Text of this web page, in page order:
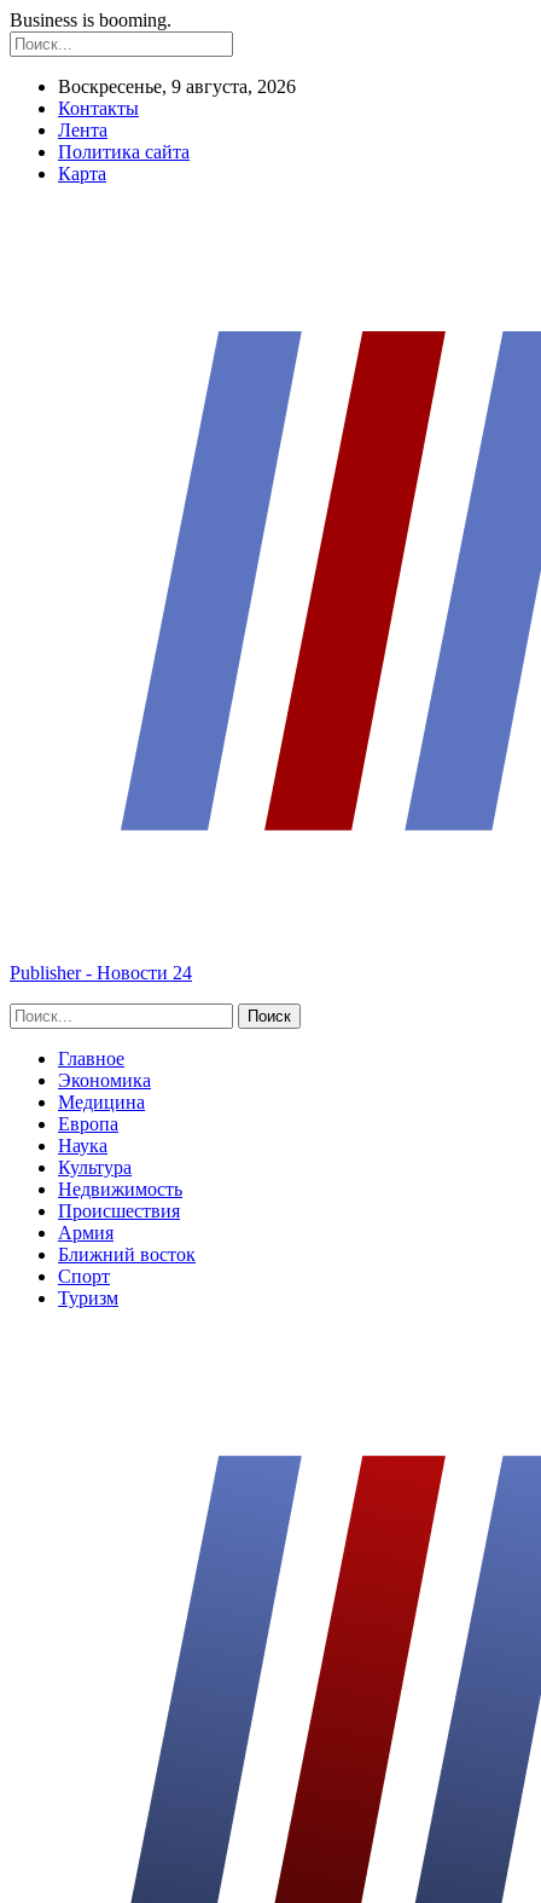
Business is booming.
Воскресенье, 9 августа, 2026
Контакты
Лента
Политика сайта
Карта
Publisher - Новости 24
Главное
Экономика
Медицина
Европа
Наука
Культура
Недвижимость
Происшествия
Армия
Ближний восток
Спорт
Туризм